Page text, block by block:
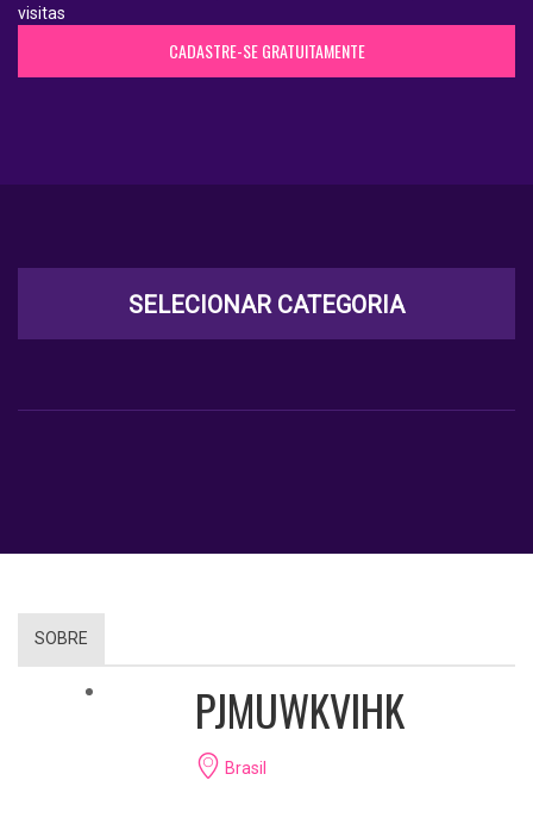
visitas
CADASTRE-SE GRATUITAMENTE
SELECIONAR CATEGORIA
SOBRE
PJMUWKVIHK
Brasil